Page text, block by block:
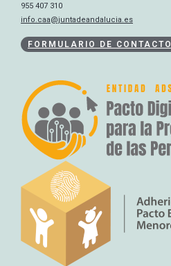
955 407 310
info.caa@juntadeandalucia.es
FORMULARIO DE CONTACTO